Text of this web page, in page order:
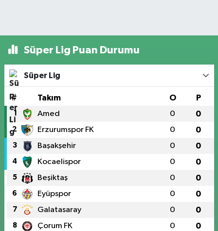
Süper Lig Puan Durumu
Süper Lig
# Takım O P
1 Amed 0 0
2 Erzurumspor FK 0 0
3 Başakşehir 0 0
4 Kocaelispor 0 0
5 Beşiktaş 0 0
6 Eyüpspor 0 0
7 Galatasaray 0 0
8 Çorum FK 0 0